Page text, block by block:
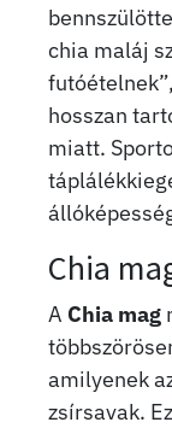
chia maláj
hosszan
miatt.
Chia
A Chia mag
amilyenek
zsírsavak.